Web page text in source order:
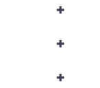
+
+
+